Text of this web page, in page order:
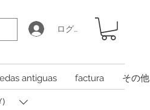
ログイン
antiguas factura その他